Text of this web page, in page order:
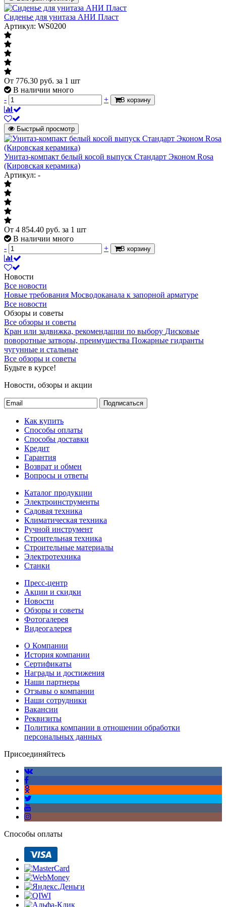
Материал сиденья
Механизм мягкого закрывания (
микролифт/Soft close)
Арматура в комплекте
Сливная арматура
Режим слива воды
Сиденье для унитаза АНИ Пласт
Артикул: WS0200
От 776.30 руб. за 1 шт
В наличии много
-
+ В корзину
Быстрый просмотр
Унитаз-компакт белый косой выпуск Стандарт Эконом Rosa
(Кировская керамика)
Артикул: -
От 4 854.40 руб. за 1 шт
В наличии много
-
+ В корзину
Новости
Все новости
Новые требования Мосводоканала к запорной арматуре
Все новости
Обзоры и советы
Все обзоры и советы
Кран или задвижка, рекомендации по выбору Дисковые
поворотные затворы, преимущества Пожарные гидранты
чугунные и стальные
Все обзоры и советы
Будьте в курсе!
Новости, обзоры и акции
Подписаться
Как купить
Способы оплаты
Способы доставки
Кредит
Гарантия
Возврат и обмен
Вопросы и ответы
Каталог продукции
Электроинструменты
Садовая техника
Климатическая техника
Ручной инструмент
Строительная техника
Строительные материалы
Электротехника
Станки
Пресс-центр
Акции и скидки
Новости
Обзоры и советы
Фотогалерея
Видеогалерея
О Компании
История компании
Сертификаты
Награды и достижения
Наши партнеры
Отзывы о компании
Наши сотрудники
Вакансии
Реквизиты
Политика компании в отношении обработки
персональных данных
Присоединяйтесь
Способы оплаты